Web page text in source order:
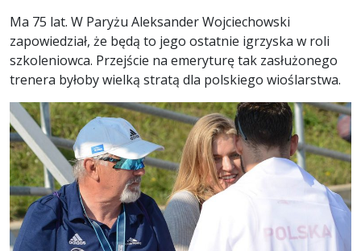
Ma 75 lat. W Paryżu Aleksander Wojciechowski
zapowiedział, że będą to jego ostatnie igrzyska w roli
szkoleniowca. Przejście na emeryturę tak zasłużonego
trenera byłoby wielką stratą dla polskiego wioślarstwa.